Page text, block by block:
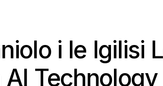
i le Igilisi
AI Technology